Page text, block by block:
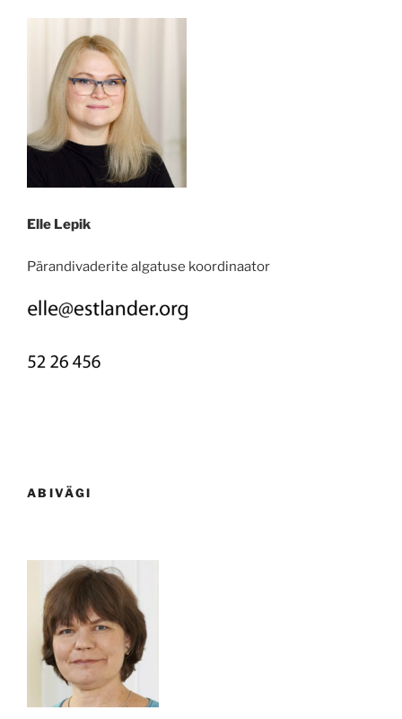
Elle Lepik
Pärandivaderite algatuse koordinaator
ABIVÄGI